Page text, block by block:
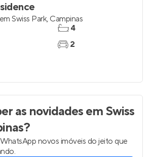
em Swiss Park, Campinas
4
2
as novidadesem Swiss
?
novos imóveis do jeito que